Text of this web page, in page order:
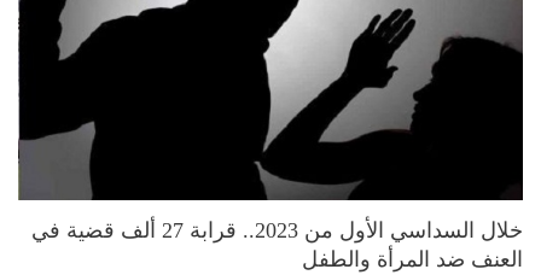
خلال السداسي الأول من 2023.. قرابة 27 ألف قضية في
العنف ضد المرأة والطفل